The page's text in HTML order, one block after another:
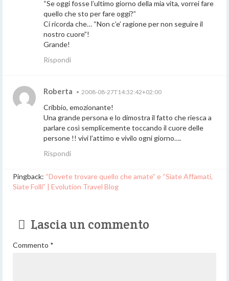
“Se oggi fosse l’ultimo giorno della mia vita, vorrei fare
quello che sto per fare oggi?”
Ci ricorda che… “Non c’e’ ragione per non seguire il
nostro cuore”!
Grande!
Rispondi
Roberta • 2008-08-27T14:32:42+02:00
Cribbio, emozionante!
Una grande persona e lo dimostra il fatto che riesca a
parlare così semplicemente toccando il cuore delle
persone !! vivi l’attimo e vivilo ogni giorno….
Rispondi
Pingback: “Dovete trovare quello che amate” e “Siate Affamati,
Siate Folli” | Evolution Travel Blog
Lascia un commento
Commento *